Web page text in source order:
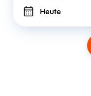
Heute